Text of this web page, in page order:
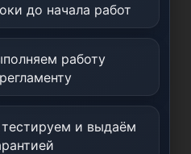
до начала работ
работу
и выдаём